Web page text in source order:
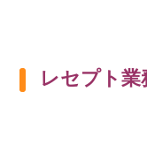
レセプト業